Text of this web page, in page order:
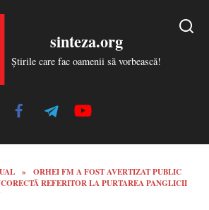
sinteza.org
Știrile care fac oamenii să vorbească!
»
ORHEI FM A FOST AVERTIZAT PUBLIC
REFERITOR LA PURTAREA PANGLICII